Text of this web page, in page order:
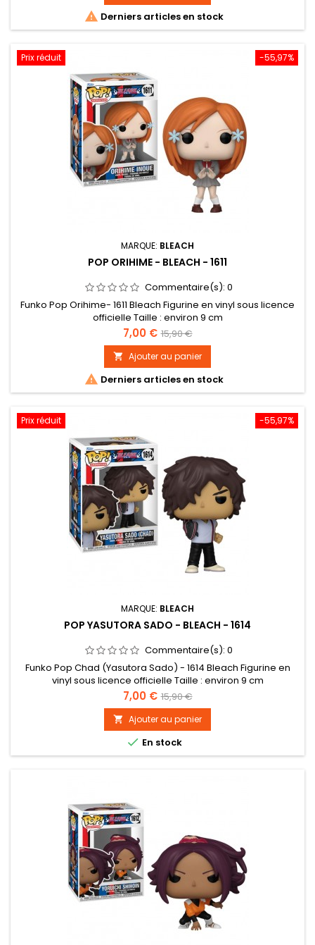
 Derniers articles en stock
-55,97%
Prix réduit
MARQUE: BLEACH
POP ORIHIME - BLEACH - 1611
Commentaire(s): 0
Funko Pop Orihime- 1611 Bleach Figurine en vinyl sous licence
officielle Taille : environ 9 cm
Prix
7,00 € Prix
de
base
15,90 €
 Ajouter au panier
 Derniers articles en stock
-55,97%
Prix réduit
MARQUE: BLEACH
POP YASUTORA SADO - BLEACH - 1614
Commentaire(s): 0
Funko Pop Chad (Yasutora Sado) - 1614 Bleach Figurine en
vinyl sous licence officielle Taille : environ 9 cm
Prix
7,00 € Prix
de
base
15,90 €
 Ajouter au panier
 En stock